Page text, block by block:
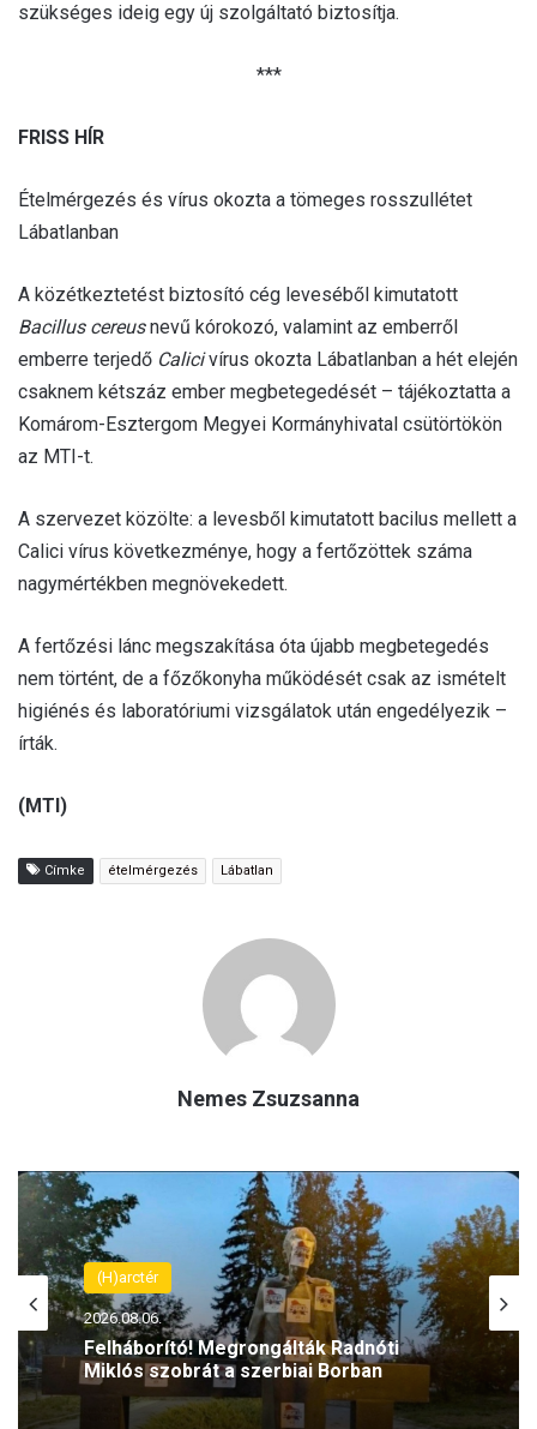
szükséges ideig egy új szolgáltató biztosítja.
***
FRISS HÍR
Ételmérgezés és vírus okozta a tömeges rosszullétet
Lábatlanban
A közétkeztetést biztosító cég leveséből kimutatott
Bacillus cereusnevű kórokozó, valamint az emberről
emberre terjedő Calicivírus okozta Lábatlanban a hét elején
csaknem kétszáz ember megbetegedését – tájékoztatta a
Komárom-Esztergom Megyei Kormányhivatal csütörtökön
az MTI-t.
A szervezet közölte: a levesből kimutatott bacilus mellett a
Calici vírus következménye, hogy a fertőzöttek száma
nagymértékben megnövekedett.
A fertőzési lánc megszakítása óta újabb megbetegedés
nem történt, de a főzőkonyha működését csak az ismételt
higiénés és laboratóriumi vizsgálatok után engedélyezik –
írták.
(MTI)
Címke ételmérgezés Lábatlan
Nemes Zsuzsanna
(H)arctér
2026.08.06.
Felháborító! Megrongálták Radnóti
Miklós szobrát a szerbiai Borban